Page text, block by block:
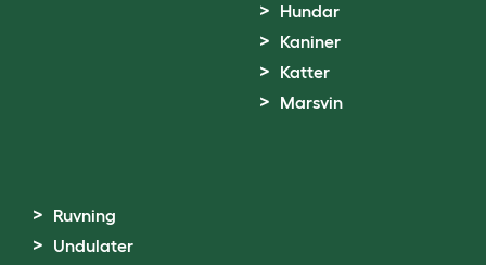
Hundar
Kaniner
Katter
Marsvin
Ruvning
Undulater